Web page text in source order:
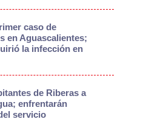
caso de
en Aguascalientes;
la infección en
de Riberas a
enfrentarán
servicio